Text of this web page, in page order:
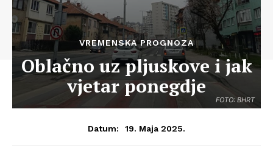
FOTO: BHRT
VREMENSKA PROGNOZA
Oblačno uz pljuskove i jak
vjetar ponegdje
Datum: 19. Maja 2025.